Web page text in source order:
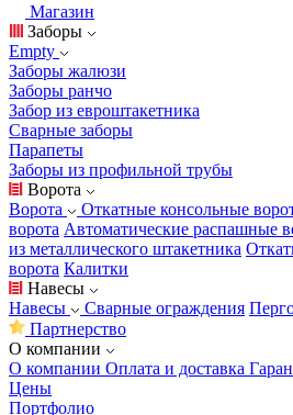
Магазин
Заборы
Empty
Заборы жалюзи
Заборы ранчо
Забор из евроштакетника
Сварные заборы
Парапеты
Заборы из профильной трубы
Ворота
Ворота
Откатные консольные
ворота Автоматические распашные
из металлического штакетника
ворота Калитки
Навесы
Навесы
Сварные ограждения
Партнерство
О компании
О компании Оплата и доставка
Цены
Портфолио